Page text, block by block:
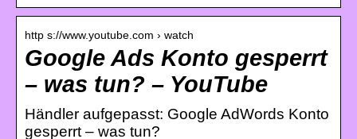
http s://www.youtube.com › watch
Google Ads Konto gesperrt
– was tun? – YouTube
Händler aufgepasst: Google AdWords Konto
gesperrt – was tun?